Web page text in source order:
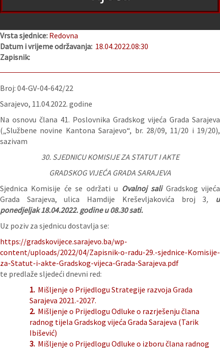
Vrsta sjednice: Redovna
Datum i vrijeme održavanja: 18.04.2022.08:30
Zapisnik:
Broj: 04-GV-04-642/22
Sarajevo, 11.04.2022. godine
Na osnovu člana 41. Poslovnika Gradskog vijeća Grada Sarajeva
(„Službene novine Kantona Sarajevo“, br. 28/09, 11/20 i 19/20),
sazivam
30. SJEDNICU KOMISIJE ZA STATUT I AKTE
GRADSKOG VIJEĆA GRADA SARAJEVA
Sjednica Komisije će se održati u Ovalnoj saliGradskog vijeća
Grada Sarajeva, ulica Hamdije Kreševljakovića broj 3, u
ponedjeljak 18.04.2022. godine u 08.30 sati.
Uz poziv za sjednicu dostavlja se:
https://gradskovijece.sarajevo.ba/wp-
content/uploads/2022/04/Zapisnik-o-radu-29.-sjednice-Komisije-
za-Statut-i-akte-Gradskog-vijeca-Grada-Sarajeva.pdf
te predlaže sljedeći dnevni red:
1. Mišljenje o Prijedlogu Strategije razvoja Grada
Sarajeva 2021.-2027.
2. Mišljenje o Prijedlogu Odluke o razrješenju člana
radnog tijela Gradskog vijeća Grada Sarajeva (Tarik
Ibišević)
3. Mišljenje o Prijedlogu Odluke o izboru člana radnog